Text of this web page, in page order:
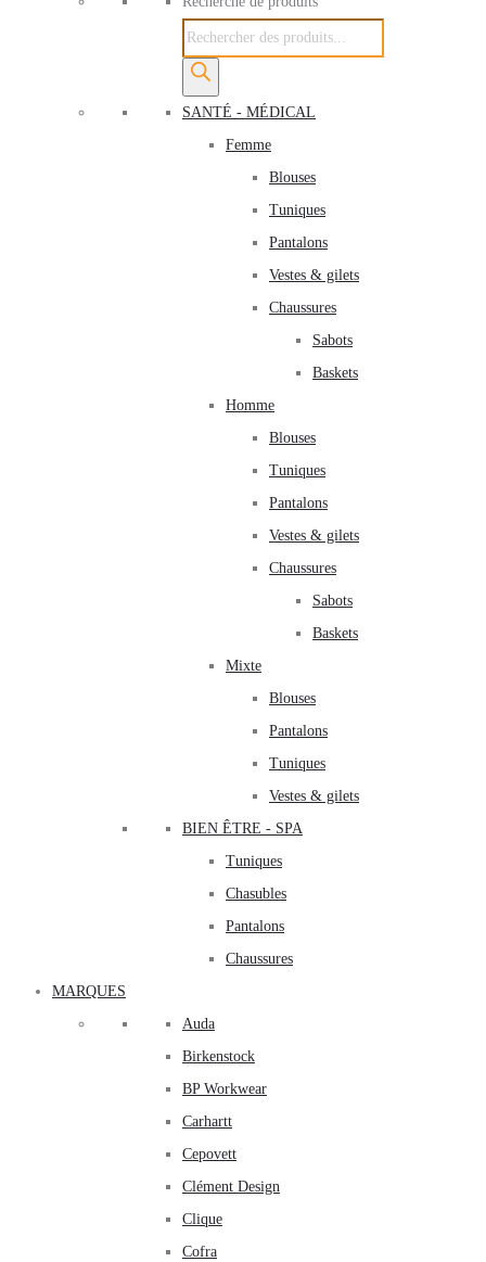
SANTÉ - MÉDICAL
Femme
Blouses
Tuniques
Pantalons
Vestes & gilets
Chaussures
Sabots
Baskets
Homme
Blouses
Tuniques
Pantalons
Vestes & gilets
Chaussures
Sabots
Baskets
Mixte
Blouses
Pantalons
Tuniques
Vestes & gilets
BIEN ÊTRE - SPA
Tuniques
Chasubles
Pantalons
Chaussures
MARQUES
Auda
Birkenstock
BP Workwear
Carhartt
Cepovett
Clément Design
Clique
Cofra